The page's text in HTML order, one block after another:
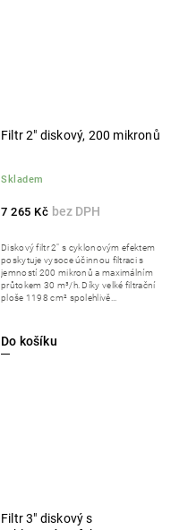
Filtr 2" diskový, 200 mikronů
Skladem
7 265 Kč
Do košíku
Diskový filtr 2" s cyklonovým efektem
poskytuje vysoce účinnou filtraci s
jemností 200 mikronů a maximálním
průtokem 30 m³/h. Díky velké filtrační
ploše 1198 cm² spolehlivě...
Filtr 3" diskový s